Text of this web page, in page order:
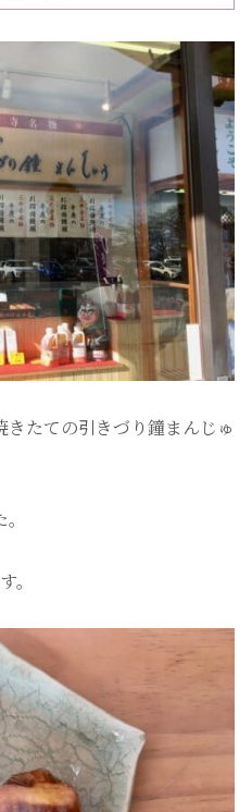
たての引きづり鐘まんじゅ
。